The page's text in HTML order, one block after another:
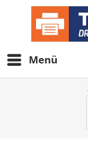
Menü